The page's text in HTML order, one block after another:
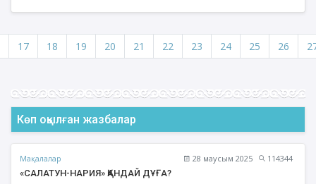
жылдығына орай ардагерлерге құрмет көрсетті.
17 18 19 20 21 22 23 24 25 26
Көп оқылған жазбалар
Мақалалар 28 маусым 2025
114344
«САЛАТУН-НАРИЯ» ҚАНДАЙ ДҰҒА?